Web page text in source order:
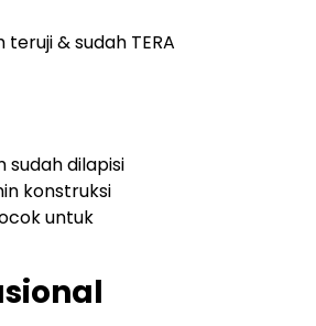
& sudah TERA
sudah dilapisi
konstruksi
untuk